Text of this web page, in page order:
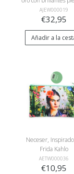
de cristal, Inspirado
Frida Kahlo
AJEW000019
€32,95
Añadir a la
Neceser,
Frida Kahlo
AETW000036
€10,95